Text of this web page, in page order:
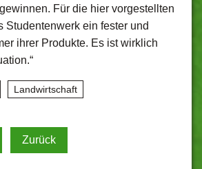
Für die hier vorgestellten
Studentenwerk ein fester und
ihrer Produkte. Es ist wirklich
Landwirtschaft
Zurück